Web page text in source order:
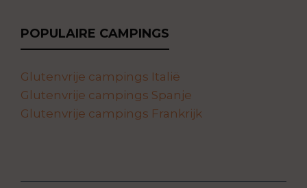
POPULAIRE CAMPINGS
Glutenvrije campings Italië
Glutenvrije campings Spanje
Glutenvrije campings Frankrijk